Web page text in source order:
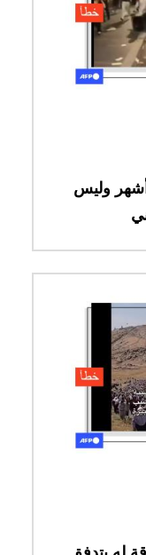
وليس